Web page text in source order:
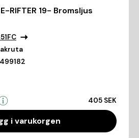
RIFTER 19- Bromsljus
405 SEK
i varukorgen